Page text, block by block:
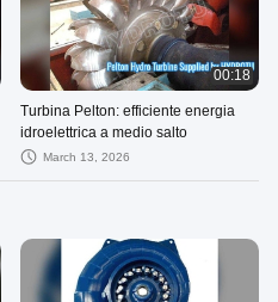
00:18
Turbina Pelton: efficiente energia
idroelettrica a medio salto
March 13, 2026